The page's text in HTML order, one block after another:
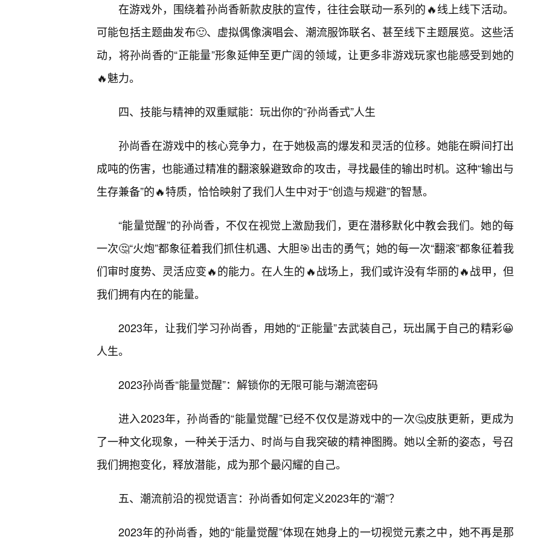
在游戏外，围绕着孙尚香新款皮肤的宣传，往往会联动一系列的🔥线上线下活动。
可能包括主题曲发布🙂、虚拟偶像演唱会、潮流服饰联名、甚至线下主题展览。这些活
动，将孙尚香的“正能量”形象延伸至更广阔的领域，让更多非游戏玩家也能感受到她的
🔥魅力。
四、技能与精神的双重赋能：玩出你的“孙尚香式”人生
孙尚香在游戏中的核心竞争力，在于她极高的爆发和灵活的位移。她能在瞬间打出
成吨的伤害，也能通过精准的翻滚躲避致命的攻击，寻找最佳的输出时机。这种“输出与
生存兼备”的🔥特质，恰恰映射了我们人生中对于“创造与规避”的智慧。
“能量觉醒”的孙尚香，不仅在视觉上激励我们，更在潜移默化中教会我们。她的每
一次🤔“火炮”都象征着我们抓住机遇、大胆🎯出击的勇气；她的每一次“翻滚”都象征着我
们审时度势、灵活应变🔥的能力。在人生的🔥战场上，我们或许没有华丽的🔥战甲，但
我们拥有内在的能量。
2023年，让我们学习孙尚香，用她的“正能量”去武装自己，玩出属于自己的精彩😀
人生。
2023孙尚香“能量觉醒”：解锁你的无限可能与潮流密码
进入2023年，孙尚香的“能量觉醒”已经不仅仅是游戏中的一次🤔皮肤更新，更成为
了一种文化现象，一种关于活力、时尚与自我突破的精神图腾。她以全新的姿态，号召
我们拥抱变化，释放潜能，成为那个最闪耀的自己。
五、潮流前沿的视觉语言：孙尚香如何定义2023年的“潮”？
2023年的孙尚香，她的“能量觉醒”体现在她身上的一切视觉元素之中，她不再是那